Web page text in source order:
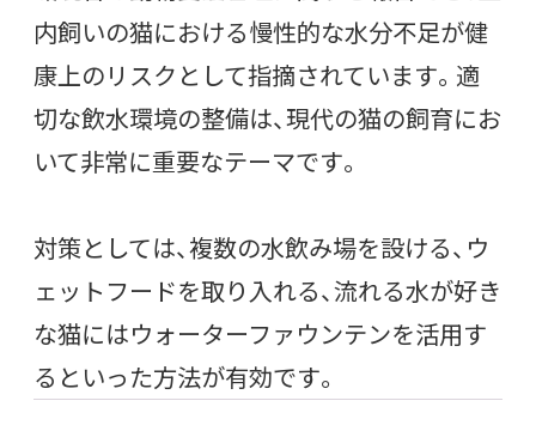
内飼いの猫における慢性的な水分不足が健
康上のリスクとして指摘されています。適
切な飲水環境の整備は、現代の猫の飼育にお
いて非常に重要なテーマです。
対策としては、複数の水飲み場を設ける、ウ
ェットフードを取り入れる、流れる水が好き
な猫にはウォーターファウンテンを活用す
るといった方法が有効です。